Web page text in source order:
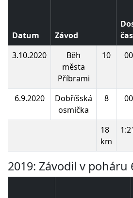
Datum Závod
čas
3.10.2020
Běh
města
Příbrami
10
6.9.2020
Dobříšská
osmička
8
18
km
2019: Závodil v poháru